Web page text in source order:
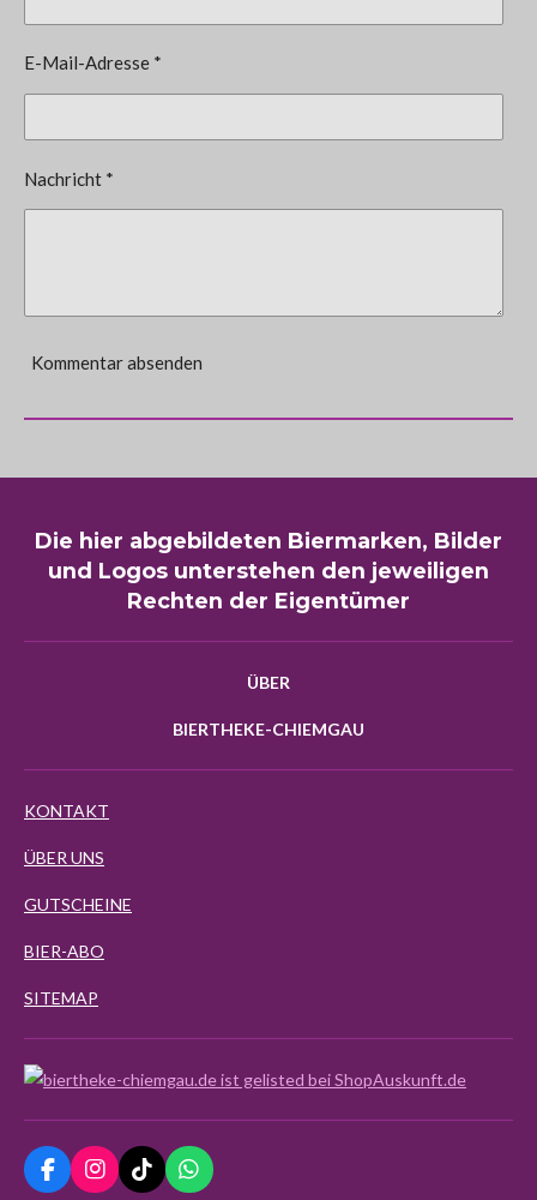
E-Mail-Adresse *
Nachricht *
Kommentar absenden
Die hier abgebildeten Biermarken, Bilder
und Logos unterstehen den jeweiligen
Rechten der Eigentümer
ÜBER
BIERTHEKE-CHIEMGAU
KONTAKT
ÜBER UNS
GUTSCHEINE
BIER-ABO
SITEMAP
F
I
T
W